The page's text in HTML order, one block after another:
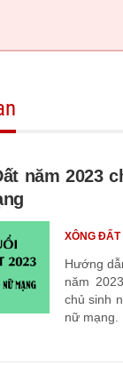
năm 2023
Hướng
năm
chủ sinh
nữ mạng.
XÔNG ĐẤT